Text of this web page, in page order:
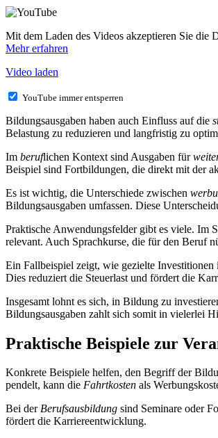
Mit dem Laden des Videos akzeptieren Sie die
Mehr erfahren
Video laden
YouTube immer entsperren
Bildungsausgaben haben auch Einfluss auf die
Belastung zu reduzieren und langfristig zu
Im beruflichen Kontext sind Ausgaben für
Beispiel sind Fortbildungen, die direkt mit der
Es ist wichtig, die Unterschiede zwischen
Bildungsausgaben umfassen. Diese
Praktische Anwendungsfelder gibt es viele. Im
relevant. Auch Sprachkurse, die für den Beruf
Ein Fallbeispiel zeigt, wie gezielte Investitionen
Dies reduziert die Steuerlast und fördert die
Insgesamt lohnt es sich, in Bildung zu
Bildungsausgaben zahlt sich somit in vielerlei
Praktische Beispiele zur
Konkrete Beispiele helfen, den Begriff der
pendelt, kann die Fahrtkosten als
Bei derBerufsausbildung sind Seminare oder
fördert die Karriereentwicklung.